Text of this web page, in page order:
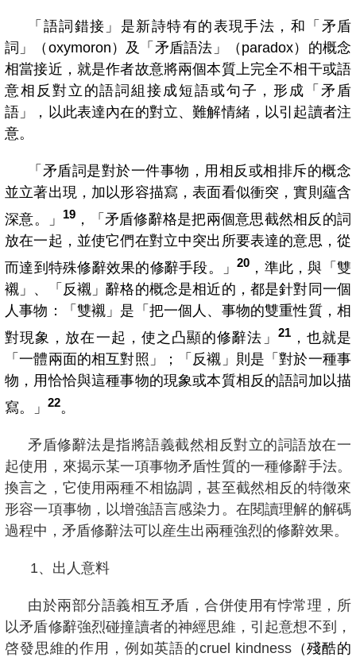
「語詞錯接」是新詩特有的表現手法，和「矛盾
詞」
（ oxymoron ） 及「矛盾語法」 （ paradox） 的概念
相當接近，就是作者故意將兩個本質上完全不相干或語
意相反對立的語詞組接成短語或句子，形成「矛盾
語」，以此表達內在的對立、難解情緒，以引起讀者注
意。
「矛盾詞是對於一件事物，用相反或相排斥的概念
並立著出現，加以形容描寫，表面看似衝突，實則蘊含
深意。」
19 ，「矛盾修辭格是把兩個意思截然相反的詞
放在一起，並使它們在對立中突出所要表達的意思，從
而達到特殊修辭效果的修辭手段。」20 ，準此，與「雙
襯」、「反襯」辭格的概念是相近的，都是針對同一個
人事物：「雙襯」是「把一個人、事物的雙重性質，相
對現象，放在一起，使之凸顯的修辭法」
21，也就是
「一體兩面的相互對照」；「反襯」則是「對於一種事
物，用恰恰與這種事物的現象或本質相反的語詞加以描
寫。」 22。
矛盾修辭法是指將語義截然相反對立的詞語放在一
起使用，來揭示某一項事物矛盾性質的一種修辭手法。
換言之，它使用兩種不相協調，甚至截然相反的特徵來
形容一項事物，以增強語言感染力。在閱讀理解的解碼
過程中，矛盾修辭法可以産生出兩種強烈的修辭效果。
1、出人意料
由於兩部分語義相互矛盾，合併使用有悖常理，所
以矛盾修辭強烈碰撞讀者的神經思維，引起意想不到，
啓發思維的作用，例如英語的cruel kindness（殘酷的